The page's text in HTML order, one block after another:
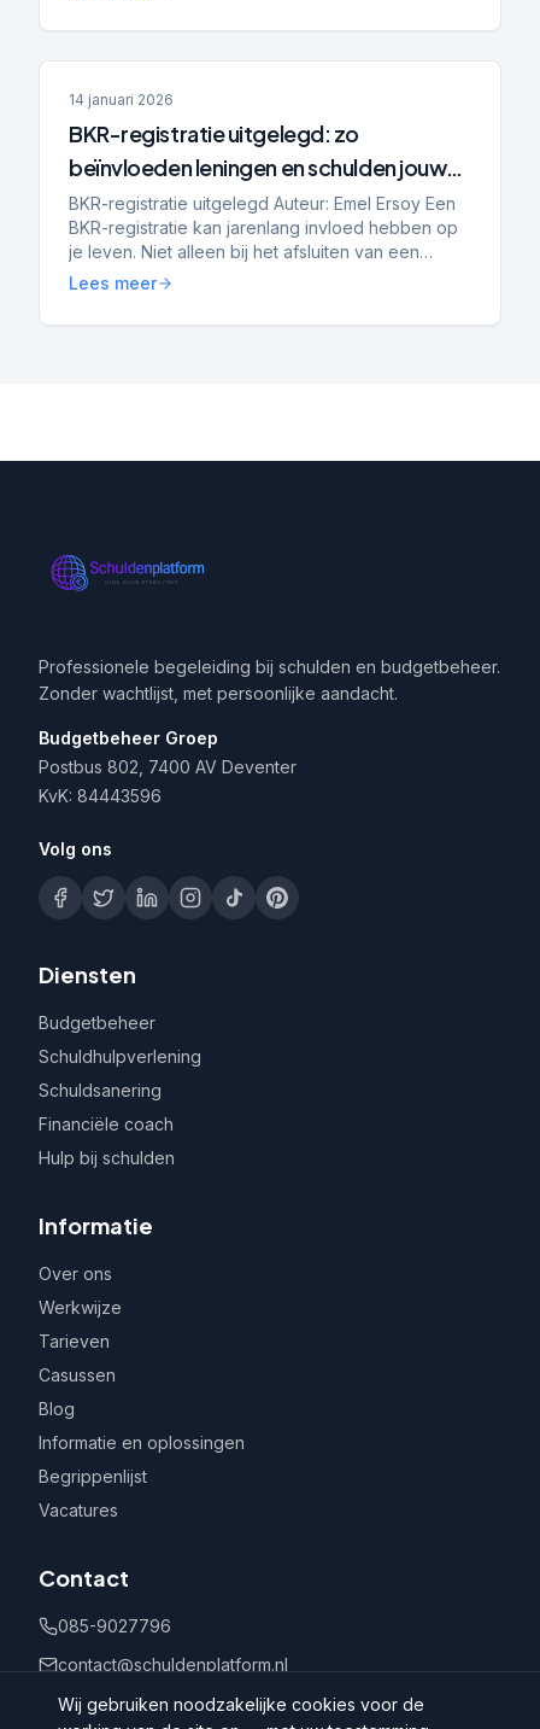
14 januari 2026
BKR-registratie uitgelegd: zo
beïnvloeden leningen en schulden jouw
hypotheek, toekomst en financiële
kansen
BKR-registratie uitgelegd Auteur: Emel Ersoy Een
BKR-registratie kan jarenlang invloed hebben op
je leven. Niet alleen bij het afsluiten van een
lening, maar ook bij het huren van een woning,
Lees meer
Professionele begeleiding bij schulden en budgetbeheer.
Zonder wachtlijst, met persoonlijke aandacht.
Budgetbeheer Groep
Postbus 802, 7400 AV Deventer
KvK: 84443596
Volg ons
Diensten
Budgetbeheer
Schuldhulpverlening
Schuldsanering
Financiële coach
Hulp bij schulden
Informatie
Over ons
Werkwijze
Tarieven
Casussen
Blog
Informatie en oplossingen
Begrippenlijst
Vacatures
Contact
085-9027796
contact@schuldenplatform.nl
Postbus 802, 7400 AV Deventer
Wij gebruiken noodzakelijke cookies voor de